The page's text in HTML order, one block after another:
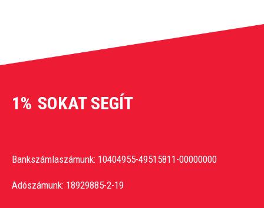
1% SOKAT SEGÍT
Bankszámlaszámunk: 10404955-49515811-00000000
Adószámunk: 18929885-2-19